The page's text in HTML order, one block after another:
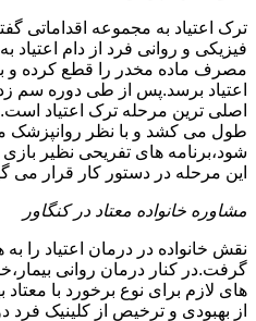
ترک اعتیاد به مجموعه اقداماتی
فیزیکی و روانی فرد از دام اعتیاد
مصرف ماده مخدر را قطع کرده و
اعتیاد برسد.پس از طی دوره سم
اصلی ترین مرحله ترک اعتیاد
طول می کشد و با نظر روانپزشک
شود،برنامه های تفریحی نظیر
این مرحله در دستور کار قرار می
مشاوره خانواده معتاد در کنگاور
نقش خانواده در درمان اعتیاد را به
گرفت.در کنار درمان روانی
های لازم برای نوع برخورد با معتاد
از بهبودی و ترخیص از کلینیک فرد